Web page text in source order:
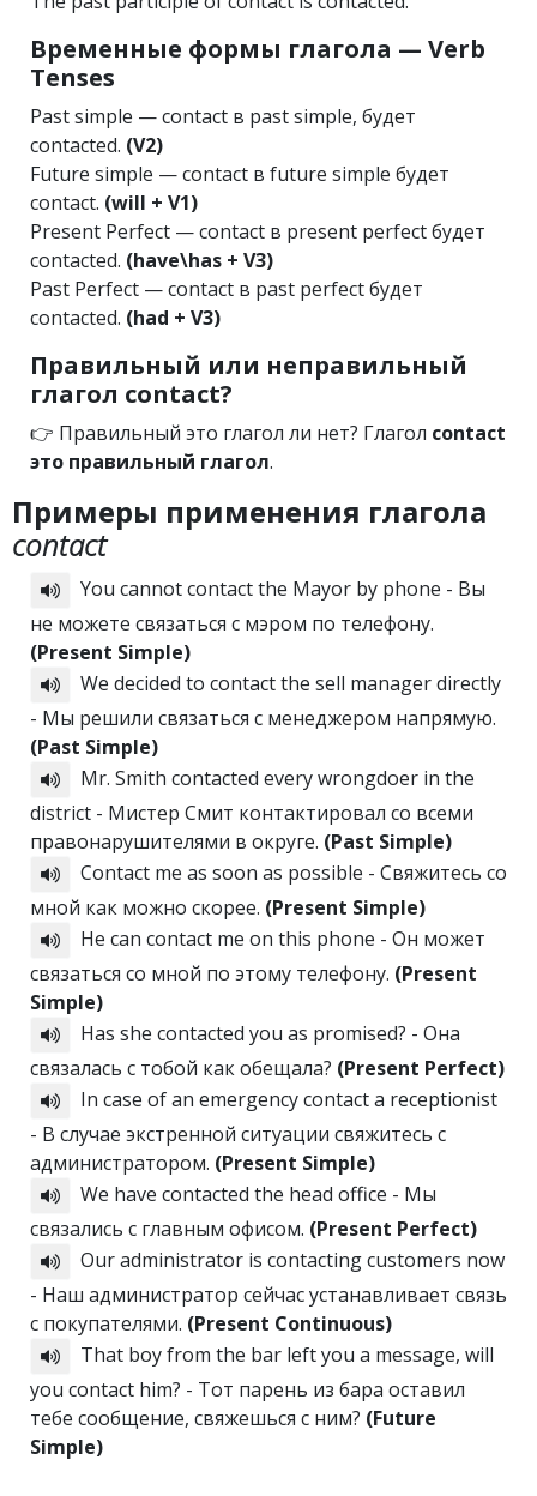
Временные формы глагола — Verb
Tenses
Past simple — contact в past simple, будет
contacted. (V2)
Future simple — contact в future simple будет
contact. (will + V1)
Present Perfect — contact в present perfect будет
contacted. (have\has + V3)
Past Perfect — contact в past perfect будет
contacted. (had + V3)
Правильный или неправильный
глагол contact?
👉 Правильный это глагол ли нет? Глагол contact
это правильный глагол.
Примеры применения глагола
contact
You cannot contact the Mayor by phone - Вы
не можете связаться с мэром по телефону.
(Present Simple)
We decided to contact the sell manager directly
- Мы решили связаться с менеджером напрямую.
(Past Simple)
Mr. Smith contacted every wrongdoer in the
district - Мистер Смит контактировал со всеми
правонарушителями в округе. (Past Simple)
Contact me as soon as possible - Свяжитесь со
мной как можно скорее. (Present Simple)
He can contact me on this phone - Он может
связаться со мной по этому телефону. (Present
Simple)
Has she contacted you as promised? - Она
связалась с тобой как обещала? (Present Perfect)
In case of an emergency contact a receptionist
- В случае экстренной ситуации свяжитесь с
администратором. (Present Simple)
We have contacted the head office - Мы
связались с главным офисом. (Present Perfect)
Our administrator is contacting customers now
- Наш администратор сейчас устанавливает связь
с покупателями. (Present Continuous)
That boy from the bar left you a message, will
you contact him? - Тот парень из бара оставил
тебе сообщение, свяжешься с ним? (Future
Simple)